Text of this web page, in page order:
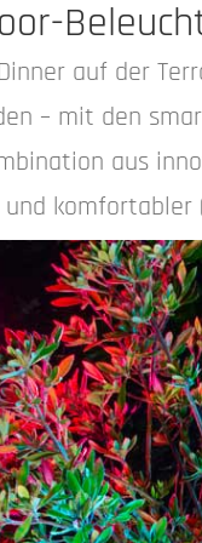
auf der
– mit den
aus
komfortabler